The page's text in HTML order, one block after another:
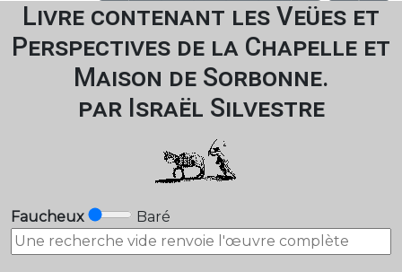
Livre contenant les Veües et
Perspectives de la Chapelle et
Maison de Sorbonne.
par Israël Silvestre
Faucheux Baré